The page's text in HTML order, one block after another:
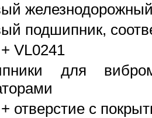
подшипник,
VL0241
для
отверстие с